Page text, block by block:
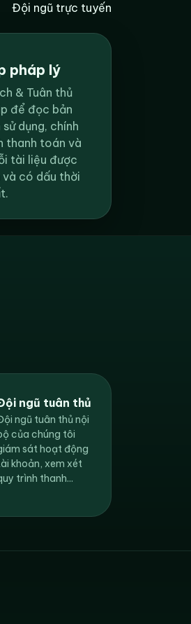
Đội ngũ trực tuyến
pháp lý
& Tuân thủ
để đọc bản
dụng, chính
thanh toán và
tài liệu được
và có dấu thời
ngũ tuân thủ
ngũ tuân thủ nội
của chúng tôi
sát hoạt động
khoản, xem xét
trình thanh...